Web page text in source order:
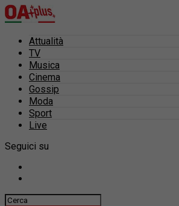
Attualità
TV
Musica
Cinema
Gossip
Moda
Sport
Live
Seguici su